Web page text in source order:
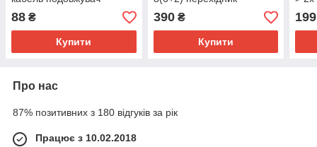
88 ₴
Купити
подовжувач
390₴
Купити
199
Про нас
87% позитивних з 180 відгуків за рік
Працює з 10.02.2018